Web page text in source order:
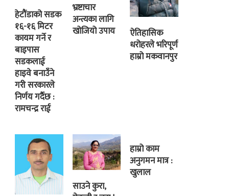
हेटौंडाको सडक
१६-१६ मिटर
कायम गर्ने र
बाइपास
सडकलाई
हाइवे बनाउँने
गरी सरकारले
निर्णय गर्दैछ :
रामचन्द्र राई
भ्रष्टाचार
अन्त्यका लागि
खोजियो उपाय
ऐतिहासिक
धरोहरले भरिपूर्ण
हाम्रो मकवानपुर
साउने कुरा,
हाम्रो काम
अनुगमन मात्र :
खुलाल